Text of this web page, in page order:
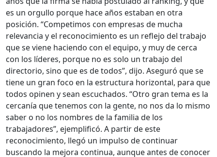
es un orgullo porque hace años estaban en otra
posición. “Competimos con empresas de mucha
relevancia y el reconocimiento es un reflejo del trabajo
que se viene haciendo con el equipo, y muy de cerca
con los líderes, porque no es solo un trabajo del
directorio, sino que es de todos”, dijo. Aseguró que se
tiene un gran foco en la estructura horizontal, para que
todos opinen y sean escuchados. “Otro gran tema es la
cercanía que tenemos con la gente, no nos da lo mismo
saber o no los nombres de la familia de los
trabajadores”, ejemplificó. A partir de este
reconocimiento, llegó un impulso de continuar
buscando la mejora continua, aunque antes de conocer